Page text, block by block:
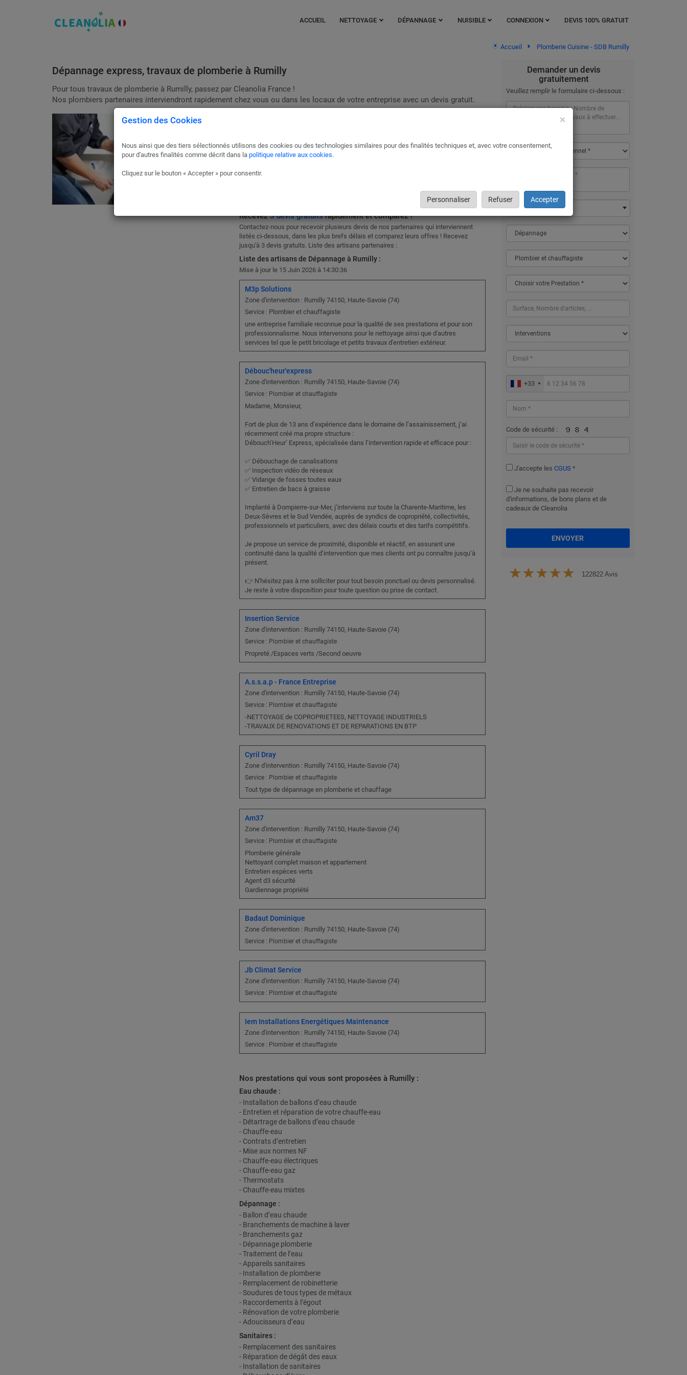
ACCUEIL NETTOYAGE DÉPANNAGE NUISIBLE CONNEXION DEVIS 100% GRATUIT
Accueil Plomberie Cuisine - SDB Rumilly
Dépannage express, travaux de plomberie à Rumilly
Pour tous travaux de plomberie à Rumilly, passez par Cleanolia France !
Nos plombiers partenaires interviendront rapidement chez vous ou dans les locaux de votre entreprise avec un devis gratuit.
canalisation, nos experts mettront leur savoir faire à votre service.
DEMANDER UN DEVIS GRATUITEMENT
Recevez3 devis gratuitsrapidement et comparez !
Contactez-nous pour recevoir plusieurs devis de nos partenaires qui interviennent
listés ci-dessous, dans les plus brefs délais et comparez leurs offres ! Recevez
jusqu'à 3 devis gratuits. Liste des artisans partenaires :
Liste des artisans de Dépannage à Rumilly :
Mise à jour le 15 Juin 2026 à 14:30:36
M3p Solutions
Zone d'intervention : Rumilly 74150, Haute-Savoie (74)
Service : Plombier et chauffagiste
une entreprise familiale reconnue pour la qualité de ses prestations et pour son
professionnalisme. Nous intervenons pour le nettoyage ainsi que d'autres
services tel que le petit bricolage et petits travaux d'entretien extérieur.
Débouc'heur'express
Zone d'intervention : Rumilly 74150, Haute-Savoie (74)
Service : Plombier et chauffagiste
Madame, Monsieur,
Fort de plus de 13 ans d’expérience dans le domaine de l’assainissement, j’ai
récemment créé ma propre structure :
Débouch’Heur’ Express, spécialisée dans l’intervention rapide et efficace pour :
✅ Débouchage de canalisations
✅ Inspection vidéo de réseaux
✅ Vidange de fosses toutes eaux
✅ Entretien de bacs à graisse
Implanté à Dompierre-sur-Mer, j’interviens sur toute la Charente-Maritime, les
Deux-Sèvres et le Sud Vendée, auprès de syndics de copropriété, collectivités,
professionnels et particuliers, avec des délais courts et des tarifs compétitifs.
Je propose un service de proximité, disponible et réactif, en assurant une
continuité dans la qualité d’intervention que mes clients ont pu connaître jusqu’à
présent.
👉 N'hésitez pas à me solliciter pour tout besoin ponctuel ou devis personnalisé.
Je reste à votre disposition pour toute question ou prise de contact.
Insertion Service
Zone d'intervention : Rumilly 74150, Haute-Savoie (74)
Service : Plombier et chauffagiste
Propreté /Espaces verts /Second oeuvre
A.s.s.a.p - France Entreprise
Zone d'intervention : Rumilly 74150, Haute-Savoie (74)
Service : Plombier et chauffagiste
-NETTOYAGE de COPROPRIETEES, NETTOYAGE INDUSTRIELS
-TRAVAUX DE RENOVATIONS ET DE REPARATIONS EN BTP
Cyril Dray
Zone d'intervention : Rumilly 74150, Haute-Savoie (74)
Service : Plombier et chauffagiste
Tout type de dépannage en plomberie et chauffage
Am37
Zone d'intervention : Rumilly 74150, Haute-Savoie (74)
Service : Plombier et chauffagiste
Plomberie générale
Nettoyant complet maison et appartement
Entretien espèces verts
Agent d3 sécurité
Gardiennage propriété
Badaut Dominique
Zone d'intervention : Rumilly 74150, Haute-Savoie (74)
Service : Plombier et chauffagiste
Jb Climat Service
Zone d'intervention : Rumilly 74150, Haute-Savoie (74)
Service : Plombier et chauffagiste
Iem Installations Energétiques Maintenance
Zone d'intervention : Rumilly 74150, Haute-Savoie (74)
Service : Plombier et chauffagiste
Nos prestations qui vous sont proposées à Rumilly :
Eau chaude :
- Installation de ballons d’eau chaude
- Entretien et réparation de votre chauffe-eau
- Détartrage de ballons d’eau chaude
- Chauffe-eau
- Contrats d’entretien
- Mise aux normes NF
- Chauffe-eau électriques
- Chauffe-eau gaz
- Thermostats
- Chauffe-eau mixtes
Dépannage :
- Ballon d’eau chaude
- Branchements de machine à laver
- Branchements gaz
- Dépannage plomberie
- Traitement de l’eau
- Appareils sanitaires
- Installation de plomberie
- Remplacement de robinetterie
- Soudures de tous types de métaux
- Raccordements à l’égout
- Rénovation de votre plomberie
- Adoucisseurs d’eau
Sanitaires :
- Remplacement des sanitaires
- Réparation de dégât des eaux
- Installation de sanitaires
Demander un devis
gratuitement
Veuillez remplir le formulaire ci-dessous :
74150 - Rumilly
+33
Code de sécurité :
J'accepte les CGUS *
Je ne souhaite pas recevoir
d'informations, de bons plans et de
cadeaux de Cleanolia
ENVOYER
122822 Avis
Gestion des Cookies ×
Nous ainsi que des tiers sélectionnés utilisons des cookies ou des technologies similaires pour des finalités techniques et, avec votre consentement,
pour d'autres finalités comme décrit dans la politique relative aux cookies.
Cliquez sur le bouton « Accepter » pour consentir.
Personnaliser Refuser Accepter